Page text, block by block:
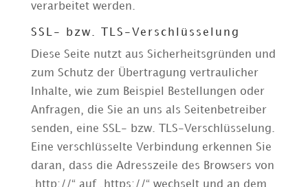
verarbeitet werden.
SSL- bzw. TLS-Verschlüsselung
Diese Seite nutzt aus Sicherheitsgründen und
zum Schutz der Übertragung vertraulicher
Inhalte, wie zum Beispiel Bestellungen oder
Anfragen, die Sie an uns als Seitenbetreiber
senden, eine SSL- bzw. TLS-Verschlüsselung.
Eine verschlüsselte Verbindung erkennen Sie
daran, dass die Adresszeile des Browsers von
„http://“ auf „https://“ wechselt und an dem